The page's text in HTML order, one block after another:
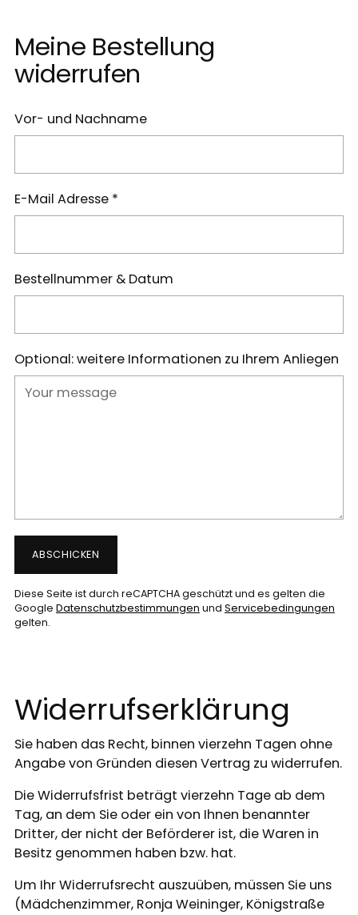
Meine Bestellung
widerrufen
Vor- und Nachname
E-Mail Adresse *
Bestellnummer & Datum
Optional: weitere Informationen zu Ihrem Anliegen
ABSCHICKEN
Diese Seite ist durch reCAPTCHA geschützt und es gelten die
Google Datenschutzbestimmungen und Servicebedingungen
gelten.
Widerrufserklärung
Sie haben das Recht, binnen vierzehn Tagen ohne
Angabe von Gründen diesen Vertrag zu widerrufen.
Die Widerrufsfrist beträgt vierzehn Tage ab dem
Tag, an dem Sie oder ein von Ihnen benannter
Dritter, der nicht der Beförderer ist, die Waren in
Besitz genommen haben bzw. hat.
Um Ihr Widerrufsrecht auszuüben, müssen Sie uns
(Mädchenzimmer, Ronja Weininger, Königstraße